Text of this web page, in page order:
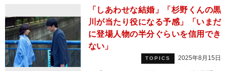
「しあわせな結婚」「杉野くんの黒
川が当たり役になる予感」「いまだ
に登場人物の半分ぐらいを信用でき
ない」
TOPICS 2025年8月15日